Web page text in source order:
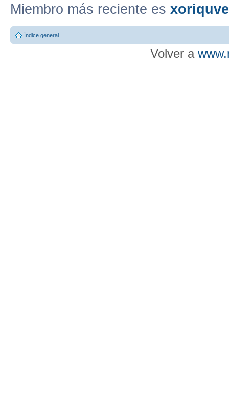
Miembro más reciente es
Índice general
Volver a